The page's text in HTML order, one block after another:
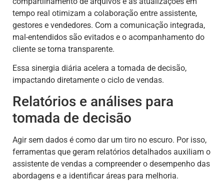
tempo real otimizam a colaboração entre assistente,
gestores e vendedores. Com a comunicação integrada,
mal-entendidos são evitados e o acompanhamento do
cliente se torna transparente.
Essa sinergia diária acelera a tomada de decisão,
impactando diretamente o ciclo de vendas.
Relatórios e análises para
tomada de decisão
Agir sem dados é como dar um tiro no escuro. Por isso,
ferramentas que geram relatórios detalhados auxiliam o
assistente de vendas a compreender o desempenho das
abordagens e a identificar áreas para melhoria.